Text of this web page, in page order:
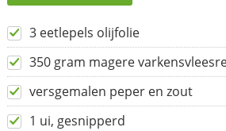
3 eetlepels olijfolie
350 gram magere
versgemalen peper en zout
1 ui, gesnipperd